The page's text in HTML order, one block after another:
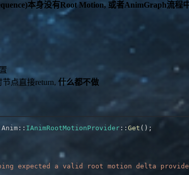
本身没有Root Motion, 或者AnimGraph流
点直接return, 什么都不做
Anim :: IAnimRootMotionProvider :: Get ( ) ;
expected a valid root motion delta